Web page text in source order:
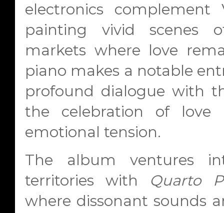
electronics complement
painting vivid scenes
markets where love
piano makes a notable
profound dialogue with
the celebration of love
emotional tension.
The album ventures
territories with Quarto
where dissonant sounds